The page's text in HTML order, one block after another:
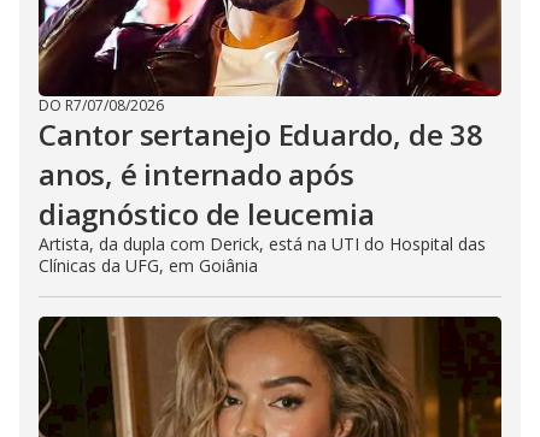
DO R7/07/08/2026
Cantor sertanejo Eduardo, de 38
anos, é internado após
diagnóstico de leucemia
Artista, da dupla com Derick, está na UTI do Hospital das
Clínicas da UFG, em Goiânia